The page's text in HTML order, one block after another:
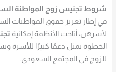
شروط تجنيس زوج المواطنة
في إطار تعزيز حقوق المواطنات
لأسرهن، أتاحت الأنظمة إمكانية
الخطوة تمثل دعمًا كبيرًا للأسرة
للزوج في المجتمع السعودي.